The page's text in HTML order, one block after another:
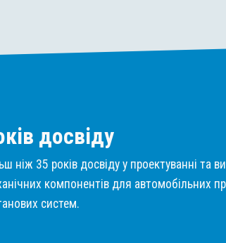
досвіду
ніж 35 років досвіду у проектуванні та
компонентів для автомобільних
систем.